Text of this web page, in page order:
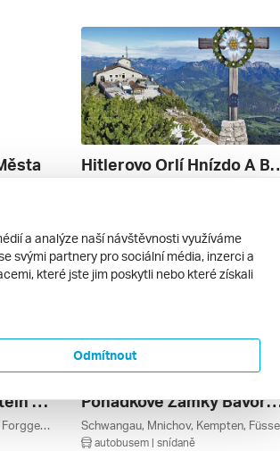
Hitlerovo Orlí
1 990
Zámek Neuschwanstein A Nejkrásnější Trhy Bavorska ***
Schwangau, Mnichov, Füssen, Forggensee, Německá Jezera, Bavorsko, Allgäu, Německo
Pohádkové Zámky
autobusem | snídaně
a analýze naší návštěvnosti využíváme
svými partnery pro sociální média, inzerci a
které jste jim poskytli nebo které získali
Odmítnout